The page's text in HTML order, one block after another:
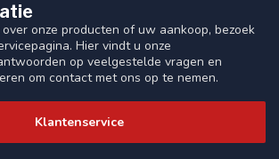
onze producten of uw aankoop, bezoek
Hier vindt u onze
op veelgestelde vragen en
om contact met ons op te nemen.
Klantenservice